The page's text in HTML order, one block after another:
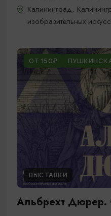
Калининград,
изобразительных
ОТ 150₽
ВЫСТАВКИ
Альбрехт Дюрер.